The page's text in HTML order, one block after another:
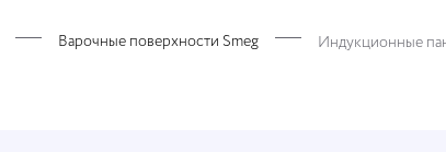
Варочные поверхности Smeg Индукционные